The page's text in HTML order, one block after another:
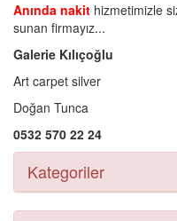
Anında nakit hizmetimizle
sunan firmayız...
Galerie Kılıçoğlu
Art carpet silver
Doğan Tunca
0532 570 22 24
Kategoriler